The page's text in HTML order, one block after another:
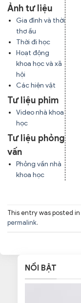
Ảnh tư liệu
Gia đình và thời
thơ ấu
Thời đi học
Hoạt động
khoa học và xã
hội
Các hiện vật
Tư liệu phim
Video nhà khoa
học
Tư liệu phỏng
vấn
Phỏng vấn nhà
khoa học
This entry was posted in
permalink.
NỔI BẬT